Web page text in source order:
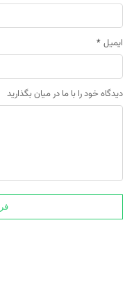
ایمیل *
دیدگاه خود را با ما در میان بگذارید